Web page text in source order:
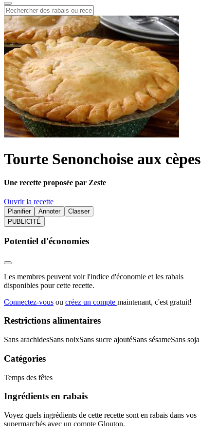
Tourte Senonchoise aux cèpes
Une recette proposée par Zeste
Ouvrir la recette
Planifier Annoter
Classer
PUBLICITÉ
Potentiel d'économies
Les membres peuvent voir l'indice d'économie et les rabais
disponibles pour cette recette.
Connectez-vous ou créez un compte maintenant, c'est gratuit!
Restrictions alimentaires
Sans arachidesSans noixSans sucre ajoutéSans sésameSans soja
Catégories
Temps des fêtes
Ingrédients en rabais
Voyez quels ingrédients de cette recette sont en rabais dans vos
supermarchés avec un compte Glouton.